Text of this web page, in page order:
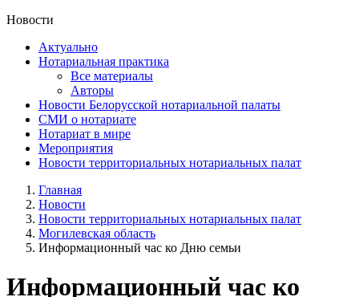
Новости
Актуально
Нотариальная практика
Все материалы
Авторы
Новости Белорусской нотариальной палаты
СМИ о нотариате
Нотариат в мире
Мероприятия
Новости территориальных нотариальных палат
Главная
Новости
Новости территориальных нотариальных палат
Могилевская область
Информационный час ко Дню семьи
Информационный час ко